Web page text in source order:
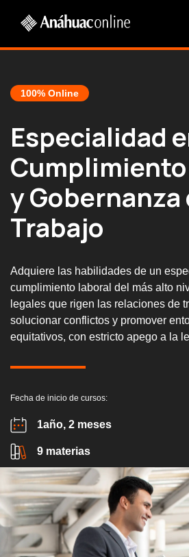
100% Online
Especialidad
y Gobernanza
Trabajo
Adquiere las habilidades de un
cumplimiento laboral del más alto
legales que rigen las relaciones de
solucionar conflictos y promover
equitativos, con estricto apego a la
Fecha de inicio de cursos:
1año, 2 meses
9 materias